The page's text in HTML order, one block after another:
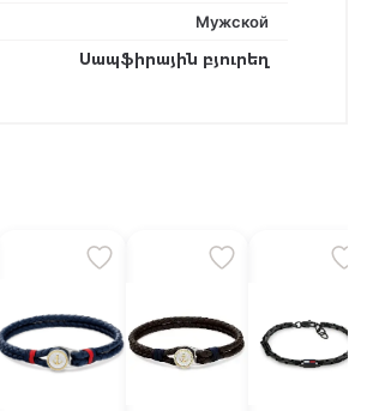
Мужской
Սապֆիրային բյուրեղ